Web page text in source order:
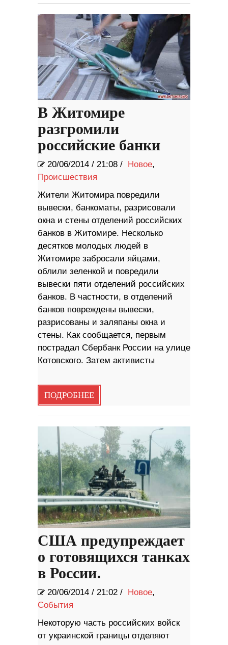
В Житомире
разгромили
российские банки
20/06/2014 / 21:08 / Новое,
Происшествия
Жители Житомира повредили
вывески, банкоматы, разрисовали
окна и стены отделений российских
банков в Житомире. Несколько
десятков молодых людей в
Житомире забросали яйцами,
облили зеленкой и повредили
вывески пяти отделений российских
банков. В частности, в отделений
банков повреждены вывески,
разрисованы и заляпаны окна и
стены. Как сообщается, первым
пострадал Сбербанк России на улице
Котовского. Затем активисты
ПОДРОБНЕЕ
США предупреждает
о готовящихся танках
в России.
20/06/2014 / 21:02 / Новое,
События
Некоторую часть российских войск
от украинской границы отделяют